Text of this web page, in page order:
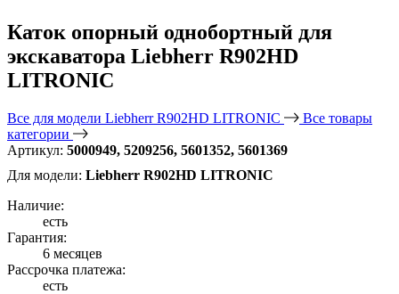
Каток опорный однобортный для
экскаватора Liebherr R902HD
LITRONIC
Все для модели Liebherr R902HD LITRONIC
Все товары
категории
Артикул: 5000949, 5209256, 5601352, 5601369
Для модели: Liebherr R902HD LITRONIC
Наличие:
есть
Гарантия:
6 месяцев
Рассрочка платежа:
есть